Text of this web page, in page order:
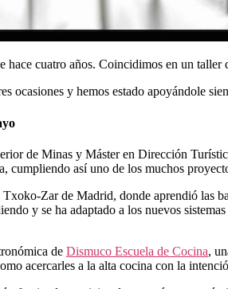
hace cuatro años. Coincidimos en un
ocasiones y hemos estado apoyándole
de Minas y Máster en Dirección
cumpliendo así uno de los muchos
Zar de Madrid, donde aprendió las
y se ha adaptado a los nuevos
de Dismuco Escuela de Cocina,
acercarles a la alta cocina con la